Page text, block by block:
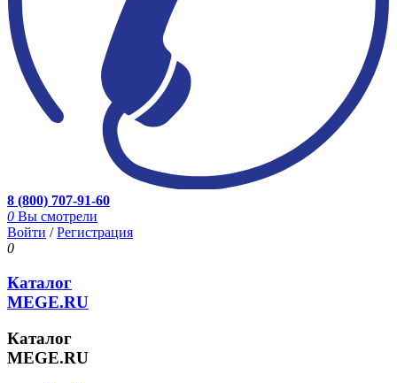
8 (800) 707-91-60
0 Вы смотрели
Войти /Регистрация
0
Каталог
MEGE.RU
Каталог
MEGE.RU